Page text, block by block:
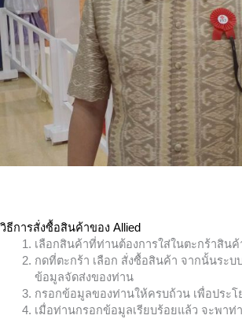
วิธีการสั่งซื้อสินค้าของ Allied
เลือกสินค้าที่ท่านต้องการใส่ในตะกร้าสินค้
กดที่ตะกร้า เลือก สั่งซื้อสินค้า จากนั้นระบ
ข้อมูลจัดส่งของท่าน
กรอกข้อมูลของท่านให้ครบถ้วน เพื่อประโ
เมื่อท่านกรอกข้อมูลเรียบร้อยแล้ว จะพาท่